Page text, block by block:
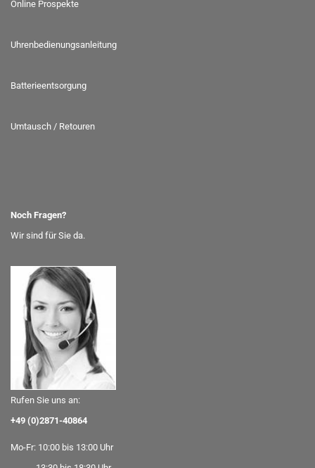
Online Prospekte
Uhrenbedienungsanleitung
Batterieentsorgung
Umtausch / Retouren
Noch Fragen?
Wir sind für Sie da.
Rufen Sie uns an:
+49 (0)2871-40864
Mo-Fr: 10:00 bis 13:00 Uhr